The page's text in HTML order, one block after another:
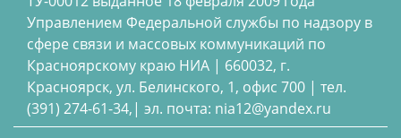
Управлением Федеральной службы по надзору в
сфере связи и массовых коммуникаций по
Красноярскому краю НИА | 660032, г.
Красноярск, ул. Белинского, 1, офис 700 | тел.
(391) 274-61-34,| эл. почта: nia12@yandex.ru